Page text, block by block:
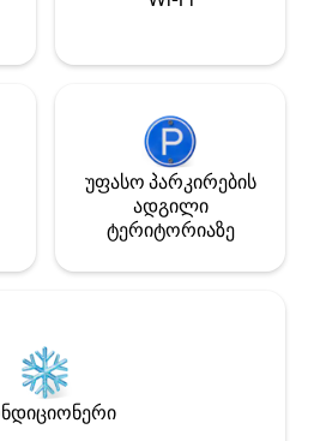
უფასო პარკირების
ადგილი
ტერიტორიაზე